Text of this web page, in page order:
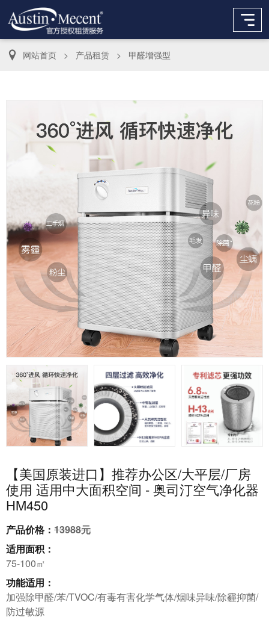
网站首页 > 产品租赁 > 甲醛增强型
【美国原装进口】推荐办公区/大平层/厂房
使用 适用中大面积空间 - 奥司汀空气净化器
HM450
产品价格： 13988元
适用面积：
75-100㎡
功能适用：
加强除甲醛/苯/TVOC/有毒有害化学气体/烟味异味/除霾抑菌/
防过敏源